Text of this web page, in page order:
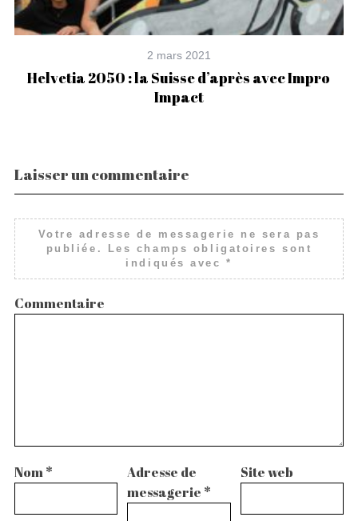
2 mars 2021
Helvetia 2050 : la Suisse d’après avec Impro
Impact
Laisser un commentaire
Votre adresse de messagerie ne sera pas
publiée.
Les champs obligatoires sont
indiqués avec*
Commentaire
Nom*
Adresse de
messagerie *
Site web